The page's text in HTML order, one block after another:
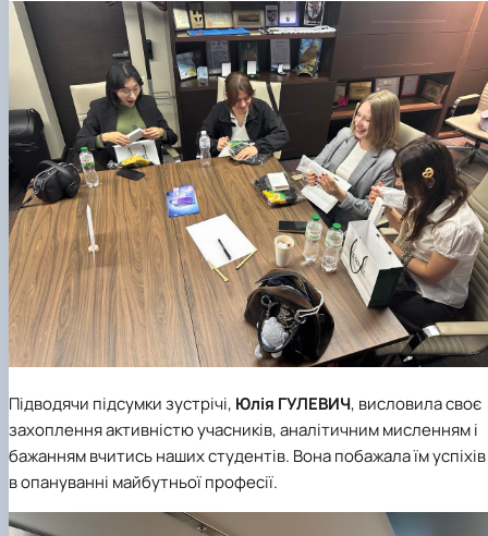
Підводячи підсумки зустрічі, Юлія ГУЛЕВИЧ, висловила своє
захоплення активністю учасників, аналітичним мисленням і
бажанням вчитись наших студентів. Вона побажала їм успіхів
в опануванні майбутньої професії.